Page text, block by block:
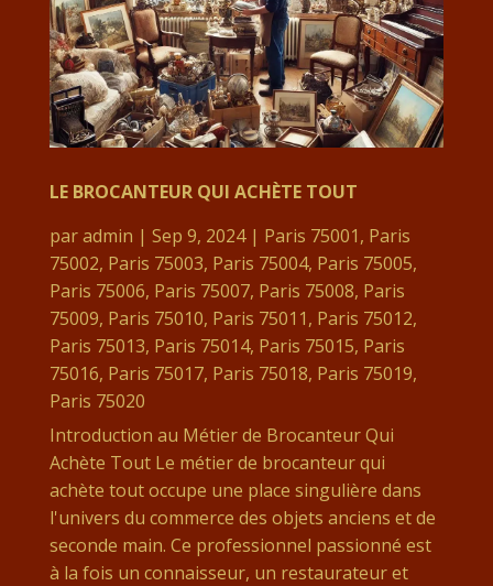
LE BROCANTEUR QUI ACHÈTE TOUT
paradmin | Sep 9, 2024| Paris 75001, Paris
75002, Paris 75003, Paris 75004, Paris 75005,
Paris 75006, Paris 75007, Paris 75008, Paris
75009, Paris 75010, Paris 75011, Paris 75012,
Paris 75013, Paris 75014, Paris 75015, Paris
75016, Paris 75017, Paris 75018, Paris 75019,
Paris 75020
Introduction au Métier de Brocanteur Qui
Achète Tout Le métier de brocanteur qui
achète tout occupe une place singulière dans
l'univers du commerce des objets anciens et de
seconde main. Ce professionnel passionné est
à la fois un connaisseur, un restaurateur et